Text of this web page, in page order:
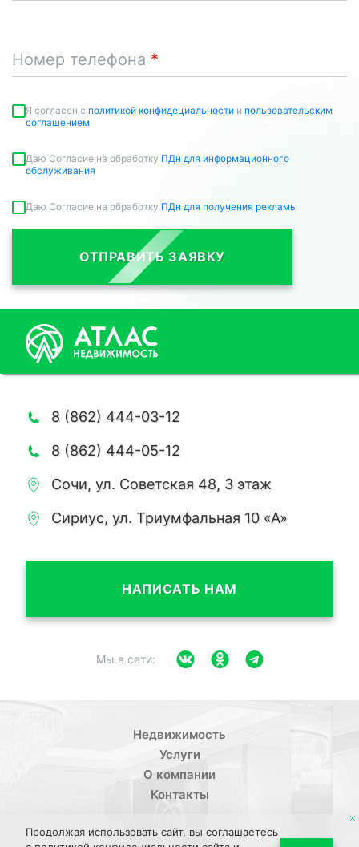
Номер телефона
Я согласен c политикой конфидециальности и пользовательским
соглашением
Даю Согласие на обработку ПДн для информационного
обслуживания
Даю Согласие на обработку ПДн для получения рекламы
ОТПРАВИТЬ ЗАЯВКУ
8 (862) 444-03-12
8 (862) 444-05-12
Сочи, ул. Советская 48, 3 этаж
Сириус, ул. Триумфальная 10 «А»
НАПИСАТЬ НАМ
Мы в сети:
Недвижимость
Услуги
О компании
Контакты
Продолжая использовать сайт, вы соглашаетесь